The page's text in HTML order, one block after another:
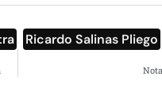
Ricardo Salinas Pliego